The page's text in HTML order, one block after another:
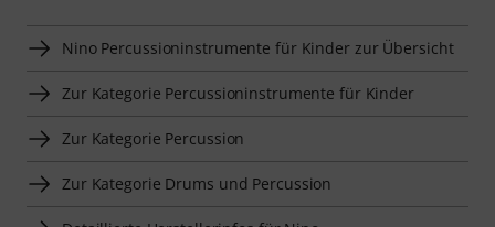
Nino Percussioninstrumente für Kinder zur Übersicht
Zur Kategorie Percussioninstrumente für Kinder
Zur Kategorie Percussion
Zur Kategorie Drums und Percussion